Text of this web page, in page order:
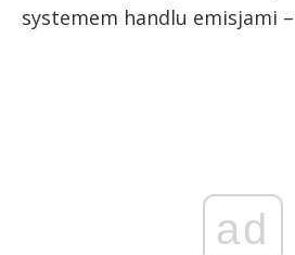
systemem handlu emisjami –
ad